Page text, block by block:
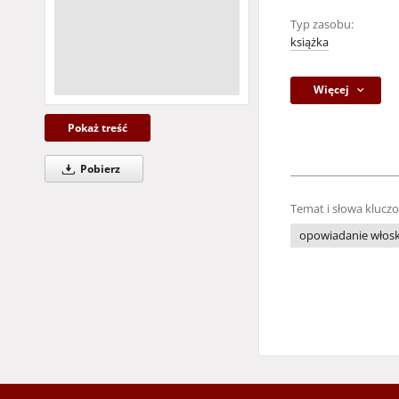
Pokaż treść
Pobierz
Typ zasobu:
książka
Więcej
Temat i słowa
opowiadanie